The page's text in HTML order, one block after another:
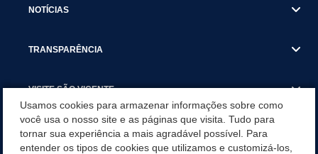
NOTÍCIAS
TRANSPARÊNCIA
VISITE SÃO VICENTE
Usamos cookies para armazenar informações sobre como
você usa o nosso site e as páginas que visita. Tudo para
tornar sua experiência a mais agradável possível. Para
entender os tipos de cookies que utilizamos e customizá-los,